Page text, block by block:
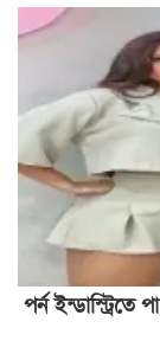
পর্ন ইন্ডাস্ট্রিতে